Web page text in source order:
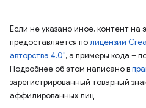
Если не указано иное, контент на
предоставляется полицензии
авторства 4.0", а примеры кода –
Подробнее об этом написано в
зарегистрированный товарный
аффилированных лиц.